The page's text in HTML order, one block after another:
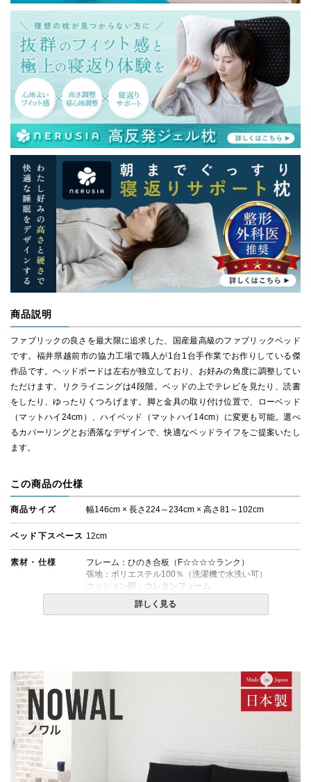
商品説明
ファブリックの良さを最大限に追求した、国産最高級のファブリックベッド
です。福井県越前市の協力工場で職人が1台1台手作業でお作りしている傑
作品です。ヘッドボードは左右が独立しており、お好みの角度に調整してい
ただけます。リクライニングは4段階。ベッドの上でテレビを見たり、読書
をしたり、ゆったりくつろげます。脚と金具の取り付け位置で、ローベッド
（マットハイ24cm）、ハイベッド（マットハイ14cm）に変更も可能。選べ
るカバーリングとお洒落なデザインで、快適なベッドライフをご提案いたし
ます。
この商品の仕様
商品サイズ 幅146cm × 長さ224～234cm × 高さ81～102cm
ベッド下スペース 12cm
素材・仕様
フレーム：ひのき合板（F☆☆☆☆ランク）
張地：ポリエステル100％（洗濯機で水洗い可）
クッション部：ウレタンフォーム
脚：ブナ材(※色はブラウン色となります)
・脚と金具の取り付け位置で、ローベッド、ハイベッド
・配送日指定OK！
※北海道・沖縄・離島等一部地域へのお届けは別途送料
が発生する場合がございます。また発送予定も変更にな
詳しく見る